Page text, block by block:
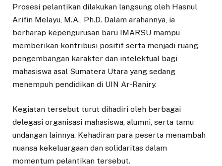
Prosesi pelantikan dilakukan langsung oleh Hasnul
Arifin Melayu, M.A., Ph.D. Dalam arahannya, ia
berharap kepengurusan baru IMARSU mampu
memberikan kontribusi positif serta menjadi ruang
pengembangan karakter dan intelektual bagi
mahasiswa asal Sumatera Utara yang sedang
menempuh pendidikan di UIN Ar-Raniry.
Kegiatan tersebut turut dihadiri oleh berbagai
delegasi organisasi mahasiswa, alumni, serta tamu
undangan lainnya. Kehadiran para peserta menambah
nuansa kekeluargaan dan solidaritas dalam
momentum pelantikan tersebut.